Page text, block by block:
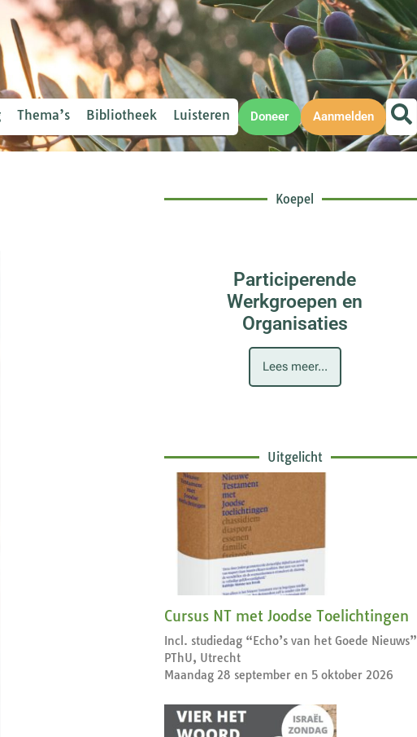
Thema’s Bibliotheek Luisteren Doneer Aanmelden
Koepel
Participerende
Werkgroepen en
Organisaties
Lees meer...
Uitgelicht
Cursus NT met Joodse Toelichtingen
Incl. studiedag “Echo’s van het Goede Nieuws”
PThU, Utrecht
Maandag 28 september en 5 oktober 2026